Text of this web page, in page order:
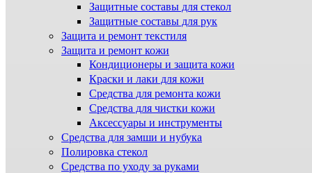
Защитные составы для стекол
Защитные составы для рук
Защита и ремонт текстиля
Защита и ремонт кожи
Кондиционеры и защита кожи
Краски и лаки для кожи
Средства для ремонта кожи
Средства для чистки кожи
Аксессуары и инструменты
Средства для замши и нубука
Полировка стекол
Средства по уходу за руками